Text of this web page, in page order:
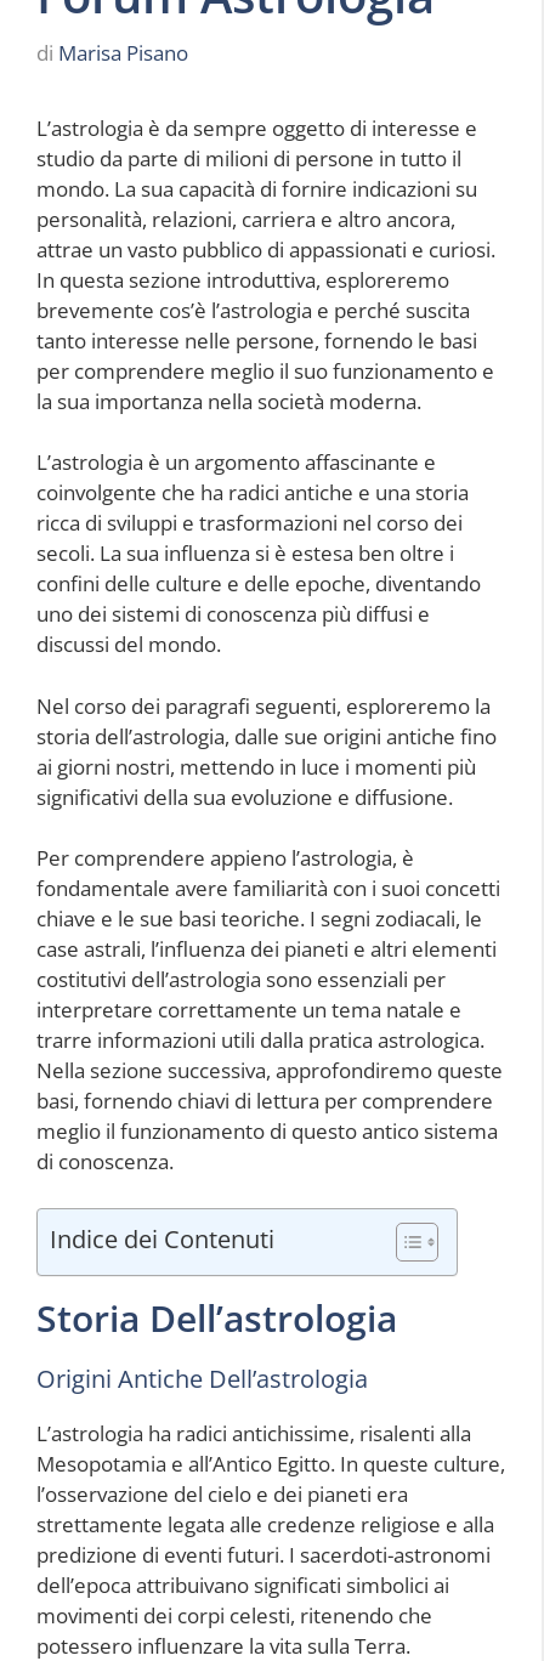
di Marisa Pisano
L’astrologia è da sempre oggetto di interesse e
studio da parte di milioni di persone in tutto il
mondo. La sua capacità di fornire indicazioni su
personalità, relazioni, carriera e altro ancora,
attrae un vasto pubblico di appassionati e curiosi.
In questa sezione introduttiva, esploreremo
brevemente cos’è l’astrologia e perché suscita
tanto interesse nelle persone, fornendo le basi
per comprendere meglio il suo funzionamento e
la sua importanza nella società moderna.
L’astrologia è un argomento affascinante e
coinvolgente che ha radici antiche e una storia
ricca di sviluppi e trasformazioni nel corso dei
secoli. La sua influenza si è estesa ben oltre i
confini delle culture e delle epoche, diventando
uno dei sistemi di conoscenza più diffusi e
discussi del mondo.
Nel corso dei paragrafi seguenti, esploreremo la
storia dell’astrologia, dalle sue origini antiche fino
ai giorni nostri, mettendo in luce i momenti più
significativi della sua evoluzione e diffusione.
Per comprendere appieno l’astrologia, è
fondamentale avere familiarità con i suoi concetti
chiave e le sue basi teoriche. I segni zodiacali, le
case astrali, l’influenza dei pianeti e altri elementi
costitutivi dell’astrologia sono essenziali per
interpretare correttamente un tema natale e
trarre informazioni utili dalla pratica astrologica.
Nella sezione successiva, approfondiremo queste
basi, fornendo chiavi di lettura per comprendere
meglio il funzionamento di questo antico sistema
di conoscenza.
Indice dei Contenuti
Storia Dell’astrologia
Origini Antiche Dell’astrologia
L’astrologia ha radici antichissime, risalenti alla
Mesopotamia e all’Antico Egitto. In queste culture,
l’osservazione del cielo e dei pianeti era
strettamente legata alle credenze religiose e alla
predizione di eventi futuri. I sacerdoti-astronomi
dell’epoca attribuivano significati simbolici ai
movimenti dei corpi celesti, ritenendo che
potessero influenzare la vita sulla Terra.